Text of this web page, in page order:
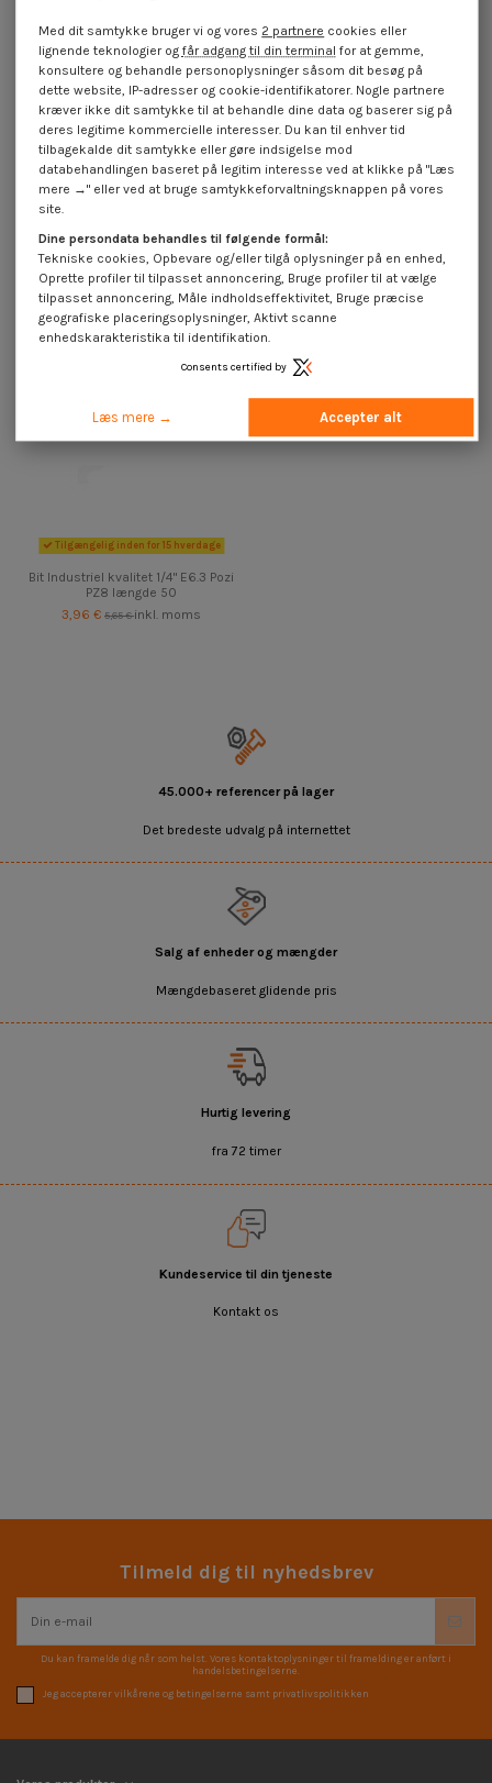
Tilgængelig inden for 15 hverdage
Bit Industriel kvalitet 1/4" C6.3
Titanium Pozi PZ8 længde 25
3,54 €5,05 €inkl. moms
1,40 €
På tilbud!
-30%
Tilgængelig inden for 15 hverdage
Bit Industriel kvalitet 1/4" E6.3 Pozi
PZ8 længde 50
3,96 € 5,65 €inkl. moms
45.000+ referencer på lager
Det bredeste udvalg på internettet
Salg af enheder og mængder
Mængdebaseret glidende pris
Hurtig levering
fra 72 timer
Kundeservice til din tjeneste
Kontakt os
Tilmeld dig til nyhedsbrev
Du kan framelde dig når som helst. Vores kontaktoplysninger til framelding er anført i
handelsbetingelserne.
Jeg accepterer vilkårene og betingelserne samt privatlivspolitikken
Med dit samtykke bruger vi og vores 2 partnere cookies eller
lignende teknologier ogfår adgang til din terminal for at gemme,
konsultere og behandle personoplysninger såsom dit besøg på
dette website, IP-adresser og cookie-identifikatorer. Nogle partnere
kræver ikke dit samtykke til at behandle dine data og baserer sig på
deres legitime kommercielle interesser. Du kan til enhver tid
tilbagekalde dit samtykke eller gøre indsigelse mod
databehandlingen baseret på legitim interesse ved at klikke på "Læs
mere →" eller ved at bruge samtykkeforvaltningsknappen på vores
site.
Dine persondata behandles til følgende formål:
Tekniske cookies, Opbevare og/eller tilgå oplysninger på en enhed,
Oprette profiler til tilpasset annoncering, Bruge profiler til at vælge
tilpasset annoncering, Måle indholdseffektivitet, Bruge præcise
geografiske placeringsoplysninger, Aktivt scanne
enhedskarakteristika til identifikation.
Consents certified by
Læs mere → Accepter alt